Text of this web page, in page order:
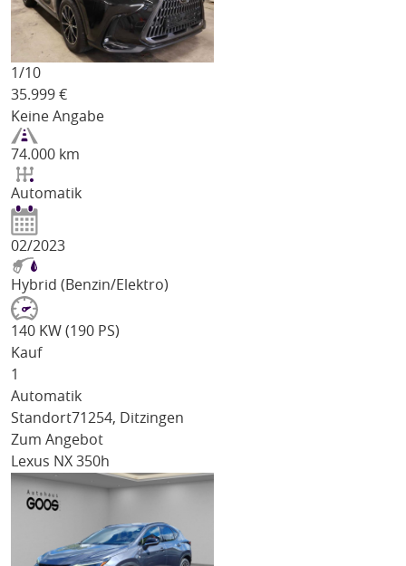
1/10
35.999 €
Keine Angabe
74.000 km
Automatik
02/2023
Hybrid (Benzin/Elektro)
140 KW (190 PS)
Kauf
1
Automatik
Standort71254, Ditzingen
Zum Angebot
Lexus NX 350h